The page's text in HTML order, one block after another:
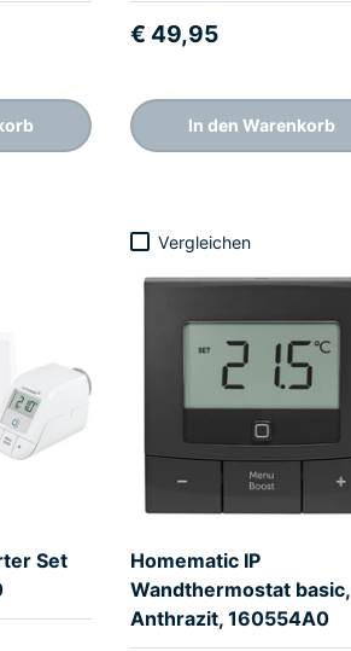
€ 49,95
In den Warenkorb
Set
Vergleichen
Homematic IP
Wandthermostat basic,
Anthrazit, 160554A0